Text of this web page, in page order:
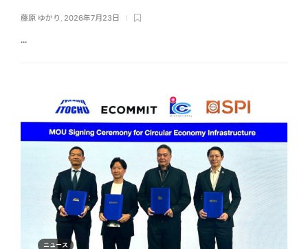
藤原 ゆかり , 2026年7月23日
...
ニュース